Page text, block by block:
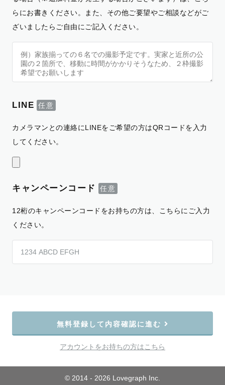
らにお書きください。また、その他ご要望やご相談などがご
ざいましたらご自由にご記入ください。
LINE
カメラマンとの連絡にLINEをご希望の方はQRコードを入力
してください。
キャンペーンコード
12桁のキャンペーンコードをお持ちの方は、こちらにご入力
ください。
無料登録して内容確認に進む
アカウントをお持ちの方はこちら
© 2014 - 2026 Lovegraph Inc.